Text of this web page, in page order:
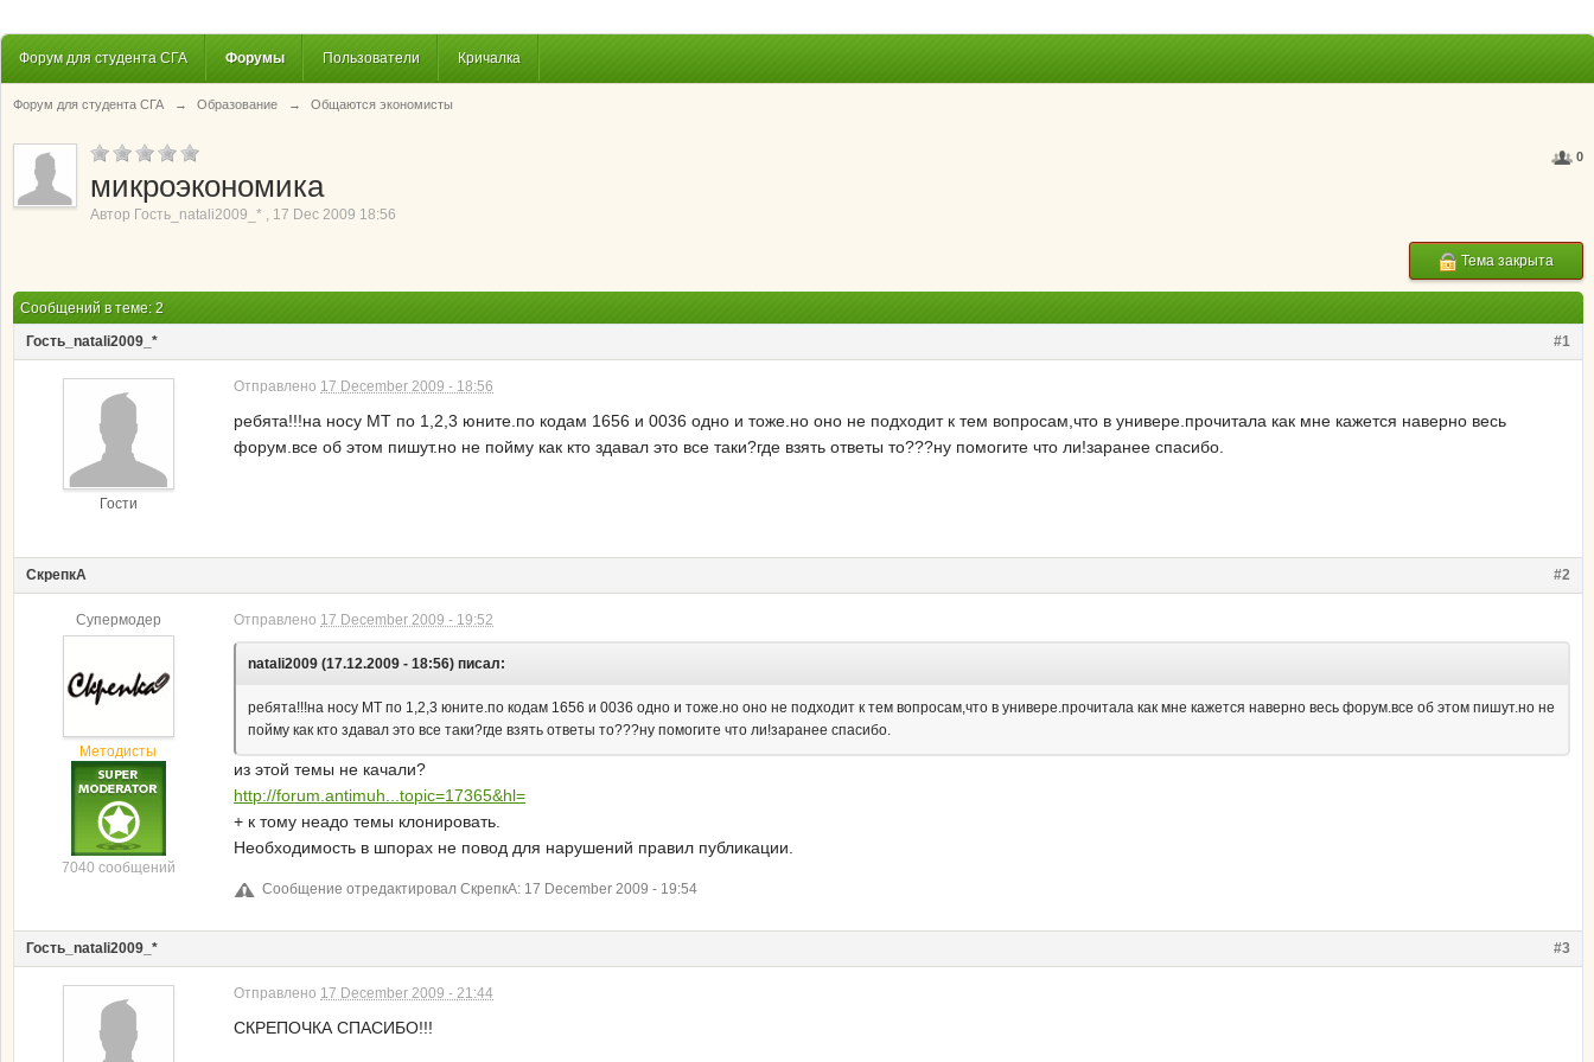
Форум для студента СГА Форумы Пользователи Кричалка
Форум для студента СГА → Образование → Общаются экономисты
0
микроэкономика
Автор Гость_natali2009_* , 17 Dec 2009 18:56
Тема закрыта
Сообщений в теме: 2
#1
Гость_natali2009_*
Гости
Отправлено 17 December 2009 - 18:56
ребята!!!на носу МТ по 1,2,3 юните.по кодам 1656 и 0036 одно и тоже.но оно не подходит к тем вопросам,что в универе.прочитала как мне кажется наверно весь
форум.все об этом пишут.но не пойму как кто здавал это все таки?где взять ответы то???ну помогите что ли!заранее спасибо.
#2
СкрепкА
Супермодер
Методисты
7040 сообщений
Отправлено 17 December 2009 - 19:52
natali2009 (17.12.2009 - 18:56) писал:
ребята!!!на носу МТ по 1,2,3 юните.по кодам 1656 и 0036 одно и тоже.но оно не подходит к тем вопросам,что в универе.прочитала как мне кажется наверно весь форум.все об этом пишут.но не
пойму как кто здавал это все таки?где взять ответы то???ну помогите что ли!заранее спасибо.
из этой темы не качали?
http://forum.antimuh...topic=17365&hl=
+ к тому неадо темы клонировать.
Необходимость в шпорах не повод для нарушений правил публикации.
Сообщение отредактировал СкрепкА: 17 December 2009 - 19:54
#3
Гость_natali2009_*
Отправлено 17 December 2009 - 21:44
СКРЕПОЧКА СПАСИБО!!!